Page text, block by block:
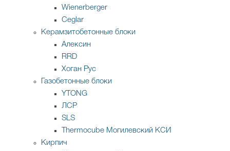
Wienerberger
Ceglar
Керамзитобетонные блоки
Алексин
RRD
Хоган Рус
Газобетонные блоки
YTONG
ЛСР
SLS
Thermocube Могилевский КСИ
Кирпич